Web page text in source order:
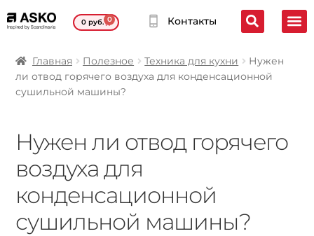
0руб. 0 Контакты
Главная Полезное Техника для кухни
Нужен
ли отвод горячего воздуха для конденсационной
сушильной машины?
Нужен ли отвод горячего
воздуха для
конденсационной
сушильной машины?